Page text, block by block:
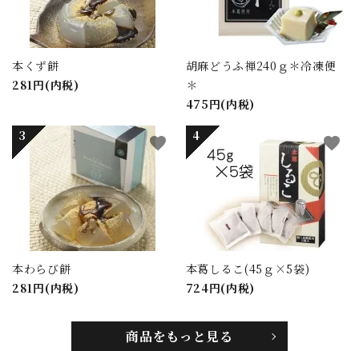
本くず餅
281円(内税)
胡麻どうふ禅240ｇ＊冷凍便
＊
475円(内税)
本わらび餅
281円(内税)
favorite
本葛しるこ(45ｇ×5袋)
724円(内税)
favorite
商品をもっと見る